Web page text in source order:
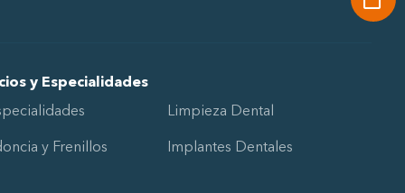
y Especialidades
Limpieza Dental
y Frenillos Implantes Dentales